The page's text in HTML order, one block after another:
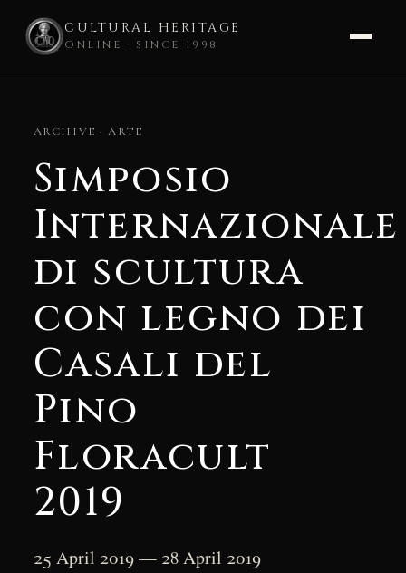
CULTURAL HERITAGE
ONLINE · SINCE 1998
contentARCHIVE · ARTE
Simposio
Internazionale
di scultura
con legno dei
Casali del
Pino
Floracult
2019
25 April 2019 — 28 April 2019